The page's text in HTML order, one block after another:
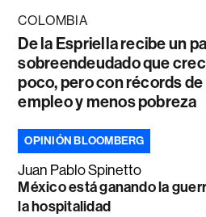
COLOMBIA
De la Espriella recibe un
sobreendeudado que
poco, pero con récords de
empleo y menos pobreza
OPINIÓN BLOOMBERG
Juan Pablo Spinetto
México está ganando la
la hospitalidad